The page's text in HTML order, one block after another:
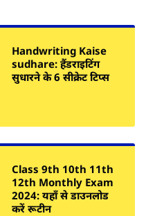
Handwriting Kaise
sudhare: हैंडराइटिंग
सुधारने के 6 सीक्रेट टिप्स
Class 9th 10th 11th
12th Monthly Exam
2024: यहाँ से डाउनलोड
करें रूटीन